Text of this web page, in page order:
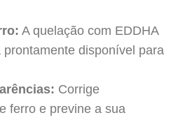
A quelação com EDDHA
disponível para
Corrige
ferro e previne a sua